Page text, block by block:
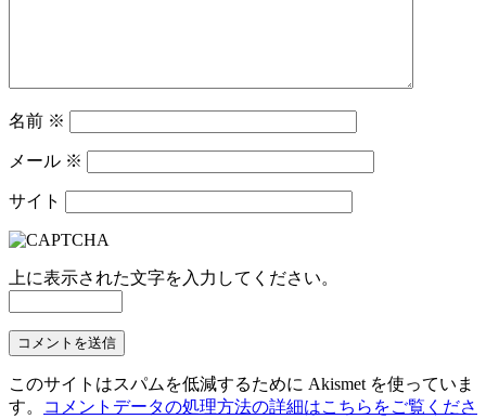
名前 ※
メール ※
サイト
上に表示された文字を入力してください。
このサイトはスパムを低減するために Akismet を使っていま
す。
コメントデータの処理方法の詳細はこちらをご覧くださ